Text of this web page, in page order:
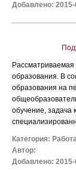
Добавлено: 2015-
Рассматриваемая
образования. В
образования на
обучение, задача
Категория:
Автор:
Добавлено: 2015-